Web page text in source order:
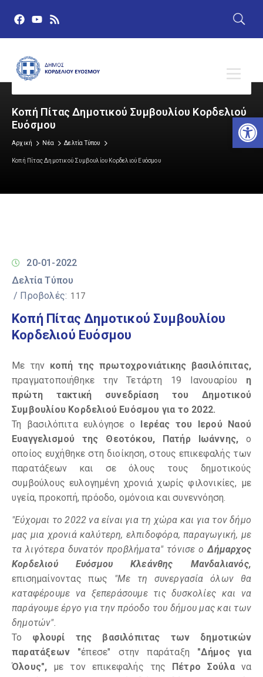
Κοπή Πίτας Δημοτικού Συμβουλίου Κορδελιού
Ευόσμου
Αρχική Νέα Δελτία Τύπου
Κοπή Πίτας Δημοτικού Συμβουλίου Κορδελιού Ευόσμου
20-01-2022
Δελτία Τύπου
/ Προβολές: 117
Κοπή Πίτας Δημοτικού Συμβουλίου
Κορδελιού Ευόσμου
Με την κοπή της πρωτοχρονιάτικης βασιλόπιτας,
πραγματοποιήθηκε την Τετάρτη 19 Ιανουαρίου η
πρώτη τακτική συνεδρίαση του Δημοτικού
Συμβουλίου Κορδελιού Ευόσμου για το 2022.
Τη βασιλόπιτα ευλόγησε ο Ιερέας του Ιερού Ναού
Ευαγγελισμού της Θεοτόκου, Πατήρ Ιωάννης, ο
οποίος ευχήθηκε στη διοίκηση, στους επικεφαλής των
παρατάξεων και σε όλους τους δημοτικούς
συμβούλους ευλογημένη χρονιά χωρίς φιλονικίες, με
υγεία, προκοπή, πρόοδο, ομόνοια και συνεννόηση.
"Εύχομαι το 2022 να είναι για τη χώρα και για τον δήμο
μας μια χρονιά καλύτερη, ελπιδοφόρα, παραγωγική, με
τα λιγότερα δυνατόν προβλήματα" τόνισε οΔήμαρχος
Κορδελιού Ευόσμου Κλεάνθης Μανδαλιανός,
επισημαίνοντας πως "Με τη συνεργασία όλων θα
καταφέρουμε να ξεπεράσουμε τις δυσκολίες και να
παράγουμε έργο για την πρόοδο του δήμου μας και των
δημοτών".
Το φλουρί της βασιλόπιτας των δημοτικών
παρατάξεων "έπεσε" στην παράταξη "Δήμος για
Όλους", με τον επικεφαλής της Πέτρο Σούλα να